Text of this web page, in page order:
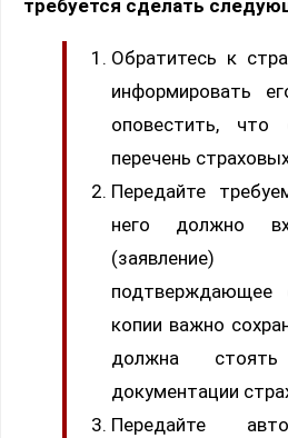
требуется сделать
Обратитесь к
информировать
оповестить, что
перечень
Передайте
него должно
копии важно
должна
документации
Передайте